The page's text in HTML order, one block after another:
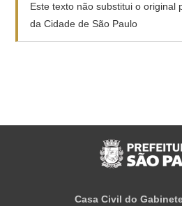
Este texto não substitui o original
da Cidade de São Paulo
Casa Civil do